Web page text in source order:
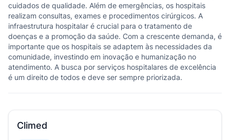
cuidados de qualidade. Além de emergências, os hospitais
realizam consultas, exames e procedimentos cirúrgicos. A
infraestrutura hospitalar é crucial para o tratamento de
doenças e a promoção da saúde. Com a crescente demanda, é
importante que os hospitais se adaptem às necessidades da
comunidade, investindo em inovação e humanização no
atendimento. A busca por serviços hospitalares de excelência
é um direito de todos e deve ser sempre priorizada.
Climed